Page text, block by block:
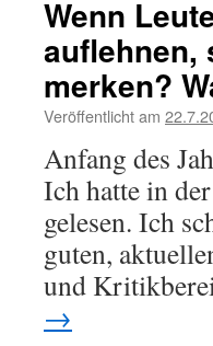
Wenn
auflehnen,
merken?
Veröffentlicht am
Anfang des
Ich hatte in
gelesen. Ich
guten,
und
→